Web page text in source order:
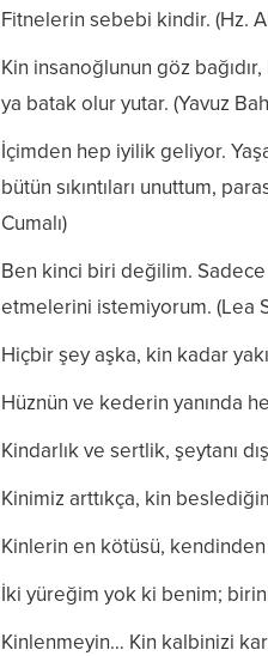
Fitnelerin sebebi kindir. (Hz.
Kin insanoğlunun göz
ya batak olur yutar. (Yavuz
İçimden hep iyilik geliyor.
bütün sıkıntıları unuttum,
Cumalı)
Ben kinci biri değilim. Sadece
etmelerini istemiyorum. (Lea
Hiçbir şey aşka, kin kadar
Hüznün ve kederin yanında
Kindarlık ve sertlik, şeytanı
Kinimiz arttıkça, kin
Kinlerin en kötüsü,
İki yüreğim yok ki benim;
Kinlenmeyin… Kin kalbinizi